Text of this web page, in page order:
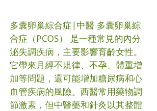
多囊卵巢綜合症|中醫 多囊卵巢綜
合症（PCOS） 是一種常見的內分
泌失調疾病，主要影響育齡女性。
它帶來月經不規律、不孕、體重增
加等問題，還可能增加糖尿病和心
血管疾病的風險。西醫常用藥物調
節激素，但中醫藥和針灸以其整體